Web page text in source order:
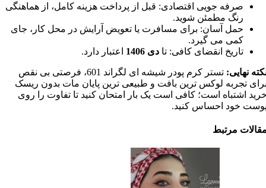
صرفه جویی اقتصادی: قبل از پرداخت هزینه کامل، از هماهنگی
رنگ مطمئن شوید.
حمل آسان: برای مسافرت یا تعویض آرایش در محل کار، جای
کمی می گیرد.
تاریخ انقضای کافی: تا دی 1406 اعتبار دارد.
نهایی:
تستر کرم پودر شیشه ای لگراند 601، فرصتی بی نقص
تجربه لوکس ترین بافت و طبیعی ترین پایان مات بدون ریسک
اشتباه است؛ کافی است یک بار امتحان کنید تا تفاوت را روی
خود احساس کنید.
مرتبط